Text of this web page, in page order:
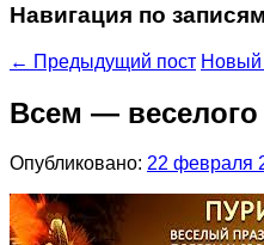
Навигация по записям
← Предыдущий пост Новый
Всем —
Опубликовано: 22 февраля